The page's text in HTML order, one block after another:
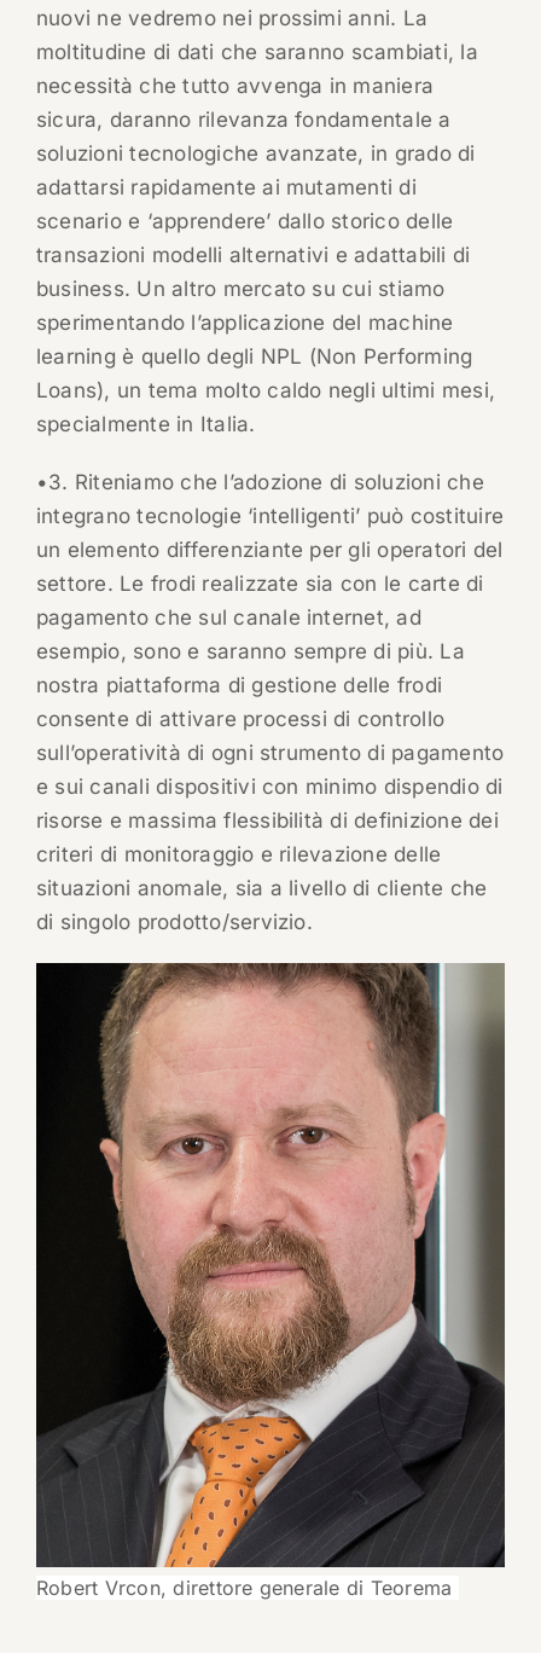
nuovi ne vedremo nei prossimi anni. La
moltitudine di dati che saranno scambiati, la
necessità che tutto avvenga in maniera
sicura, daranno rilevanza fondamentale a
soluzioni tecnologiche avanzate, in grado di
adattarsi rapidamente ai mutamenti di
scenario e ‘apprendere’ dallo storico delle
transazioni modelli alternativi e adattabili di
business. Un altro mercato su cui stiamo
sperimentando l’applicazione del machine
learning è quello degli NPL (Non Performing
Loans), un tema molto caldo negli ultimi mesi,
specialmente in Italia.
•3. Riteniamo che l’adozione di soluzioni che
integrano tecnologie ‘intelligenti’ può costituire
un elemento differenziante per gli operatori del
settore. Le frodi realizzate sia con le carte di
pagamento che sul canale internet, ad
esempio, sono e saranno sempre di più. La
nostra piattaforma di gestione delle frodi
consente di attivare processi di controllo
sull’operatività di ogni strumento di pagamento
e sui canali dispositivi con minimo dispendio di
risorse e massima flessibilità di definizione dei
criteri di monitoraggio e rilevazione delle
situazioni anomale, sia a livello di cliente che
di singolo prodotto/servizio.
Robert Vrcon, direttore generale di Teorema